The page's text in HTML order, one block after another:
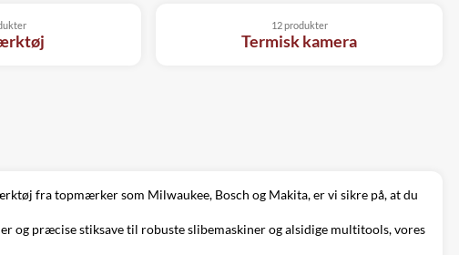
Termisk kamera
12 produkter
fra topmærker som Milwaukee, Bosch og Makita, er vi sikre på, at du
præcise stiksave til robuste slibemaskiner og alsidige multitools, vores